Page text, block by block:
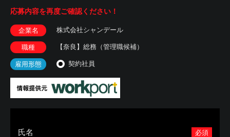
応募内容を再度ご確認ください！
企業名 株式会社シャンデール
職種 【奈良】総務（管理職候補）
雇用形態 契約社員
必須
氏名